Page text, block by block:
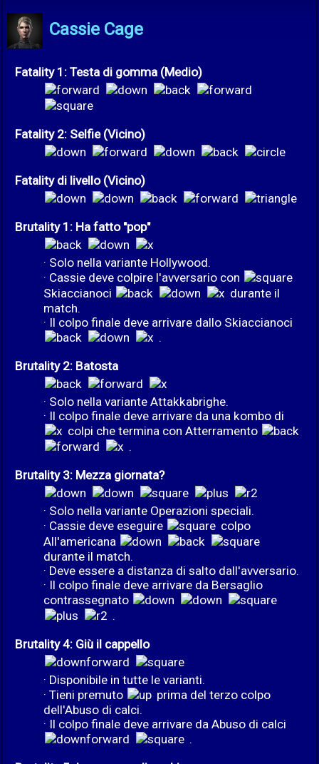
Cassie Cage
Fatality 1: Testa di gomma (Medio)
Fatality 2: Selfie (Vicino)
Fatality di livello (Vicino)
Brutality 1: Ha fatto "pop"
· Solo nella variante Hollywood.
· Cassie deve colpire l'avversario con
Skiaccianoci
durante il
match.
· Il colpo finale deve arrivare dallo Skiaccianoci
.
Brutality 2: Batosta
· Solo nella variante Attakkabrighe.
· Il colpo finale deve arrivare da una kombo di
colpi che termina con Atterramento
.
Brutality 3: Mezza giornata?
· Solo nella variante Operazioni speciali.
· Cassie deve eseguire
colpo
All'americana
durante il match.
· Deve essere a distanza di salto dall'avversario.
· Il colpo finale deve arrivare da Bersaglio
contrassegnato
.
Brutality 4: Giù il cappello
· Disponibile in tutte le varianti.
· Tieni premuto
prima del terzo colpo
dell'Abuso di calci.
· Il colpo finale deve arrivare da Abuso di calci
.